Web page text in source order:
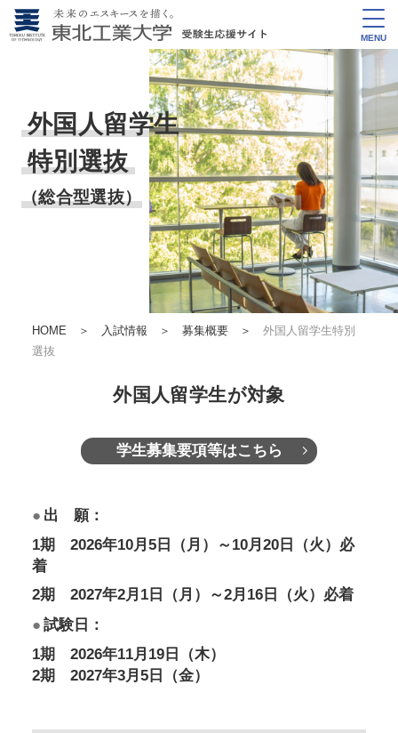
MENU
外国人留学生
特別選抜
（総合型選抜）
HOME ＞ 入試情報 ＞ 募集概要＞ 外国人留学生特別
選抜
外国人留学生が対象
学生募集要項等はこちら
● 出 願：
1期 2026年10月5日（月）～10月20日（火）必
着
2期 2027年2月1日（月）～2月16日（火）必着
● 試験日：
1期 2026年11月19日（木）
2期 2027年3月5日（金）